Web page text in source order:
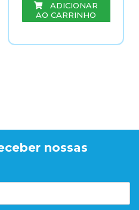
ADICIONAR
AO CARRINHO
nossas